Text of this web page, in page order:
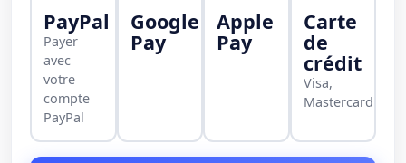
PayPal
Payer
avec
votre
compte
PayPal
Google
Pay
Apple
Pay
Carte
de
crédit
Visa,
Mastercard